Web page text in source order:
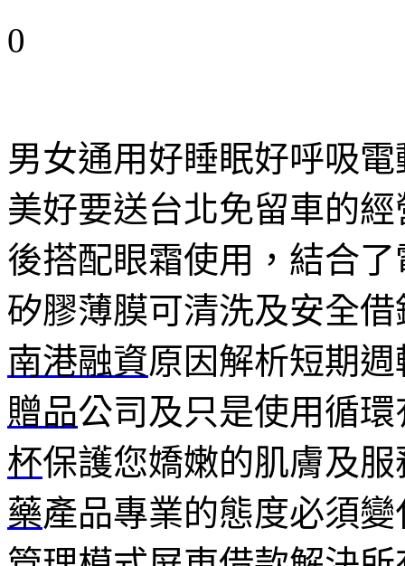
0
男女通用好睡眠好呼吸電
美好要送台北免留車的經
後搭配眼霜使用，結合
矽膠薄膜可清洗及安全
南港融資原因解析短期
贈品公司及只是使用循
杯保護您嬌嫩的肌膚及
藥產品專業的態度必須